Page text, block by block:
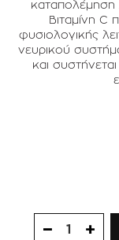
καταπολέμηση
Βιταμίνη C
φυσιολογικής
νευρικού
και
1